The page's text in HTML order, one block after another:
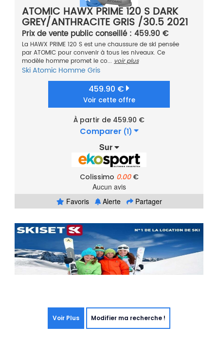
ATOMIC HAWX PRIME 120 S DARK
GREY/ANTHRACITE GRIS /30.5 2021
Prix de vente public conseillé : 459.90 €
La HAWX PRIME 120 S est une chaussure de ski pensée
par ATOMIC pour convenir à tous les niveaux. Ce
modèle homme promet le co... voir plus
SkiAtomic Homme Gris
459.90 €
Voir cette offre
À partir de 459.90 €
Comparer (1)
Sur
Colissimo 0.00€
Aucun avis
Favoris
Alerte Partager
Voir Plus Modifier ma recherche !